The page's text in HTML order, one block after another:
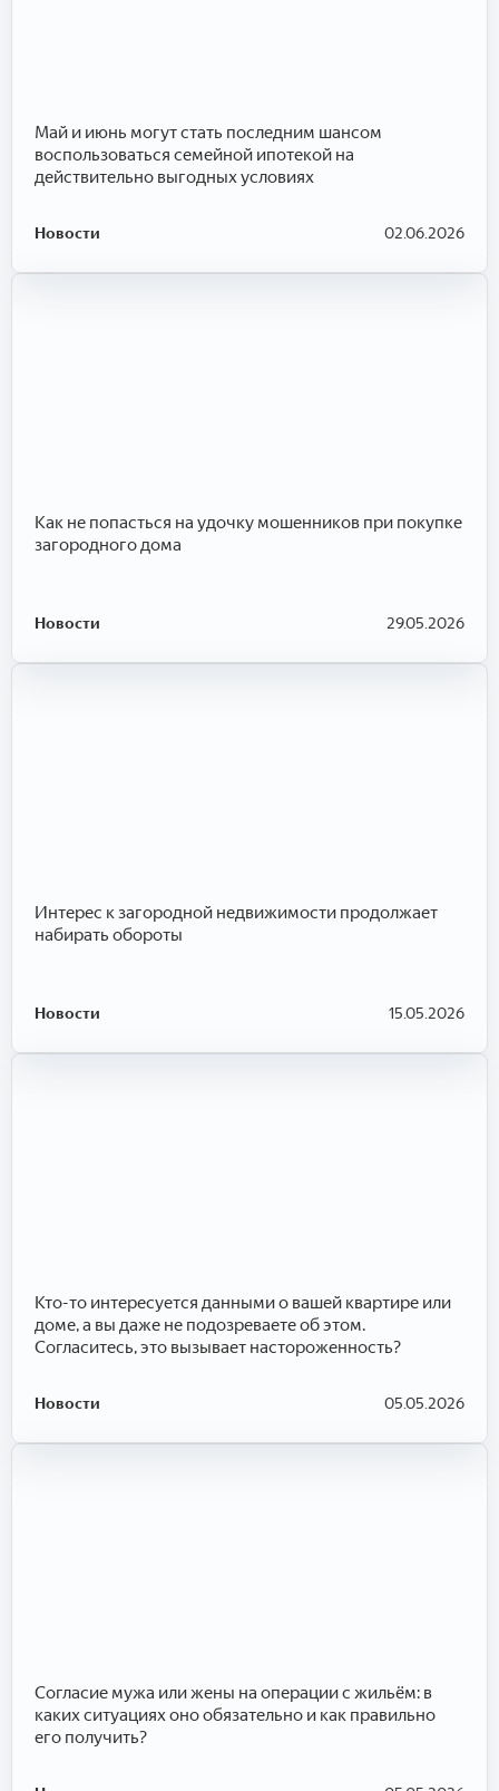
Май и июнь могут стать последним шансом
воспользоваться семейной ипотекой на
действительно выгодных условиях
Новости 02.06.2026
Как не попасться на удочку мошенников при покупке
загородного дома
Новости 29.05.2026
Интерес к загородной недвижимости продолжает
набирать обороты
Новости 15.05.2026
Кто-то интересуется данными о вашей квартире или
доме, а вы даже не подозреваете об этом.
Согласитесь, это вызывает настороженность?
Новости 05.05.2026
Согласие мужа или жены на операции с жильём: в
каких ситуациях оно обязательно и как правильно
его получить?